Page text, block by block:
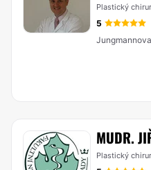
Plastický
5
MUDR.
Plastický